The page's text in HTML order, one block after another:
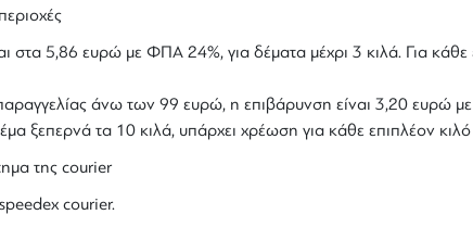
στα 5,86 ευρώ με ΦΠΑ 24%, για δέματα μέχρι 3 κιλά. Για
παραγγελίας άνω των 99 ευρώ, η επιβάρυνση είναι 3,20 ευρώ
ξεπερνά τα 10 κιλά, υπάρχει χρέωση για κάθε επιπλέον
της courier
courier.